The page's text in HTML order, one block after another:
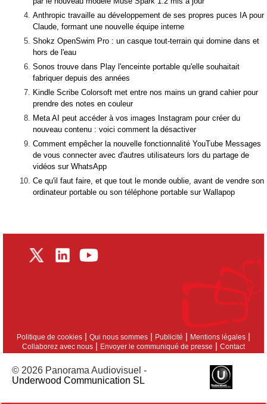
Anthropic travaille au développement de ses propres puces IA pour
Claude, formant une nouvelle équipe interne
Shokz OpenSwim Pro : un casque tout-terrain qui domine dans et
hors de l'eau
Sonos trouve dans Play l'enceinte portable qu'elle souhaitait
fabriquer depuis des années
Kindle Scribe Colorsoft met entre nos mains un grand cahier pour
prendre des notes en couleur
Meta AI peut accéder à vos images Instagram pour créer du
nouveau contenu : voici comment la désactiver
Comment empêcher la nouvelle fonctionnalité YouTube Messages
de vous connecter avec d'autres utilisateurs lors du partage de
vidéos sur WhatsApp
Ce qu'il faut faire, et que tout le monde oublie, avant de vendre son
ordinateur portable ou son téléphone portable sur Wallapop
Politique de cookies | Qui nous sommes | Publicité | Mentions légales |
Collaborez avec nous | Envoyer le communiqué de presse | Contact
© 2026 Panorama Audiovisuel -
Underwood Communication SL